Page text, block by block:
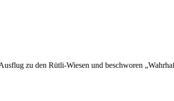
zu den Rü­t­­li-Wie­­sen und be­schwo­ren